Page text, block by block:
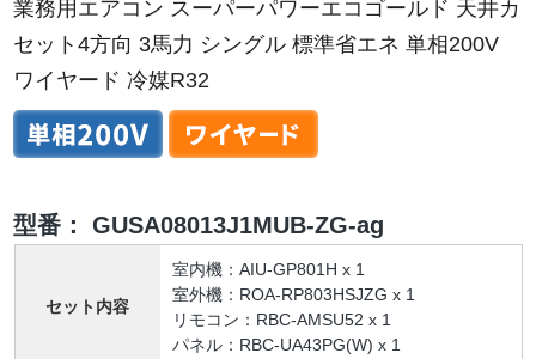
業務用エアコン スーパーパワーエコゴールド 天井カ
セット4方向 3馬力 シングル 標準省エネ 単相200V
ワイヤード 冷媒R32
型番： GUSA08013J1MUB-ZG-ag
セット内容
室内機：AIU-GP801H x 1
室外機：ROA-RP803HSJZG x 1
リモコン：RBC-AMSU52 x 1
パネル：RBC-UA43PG(W) x 1